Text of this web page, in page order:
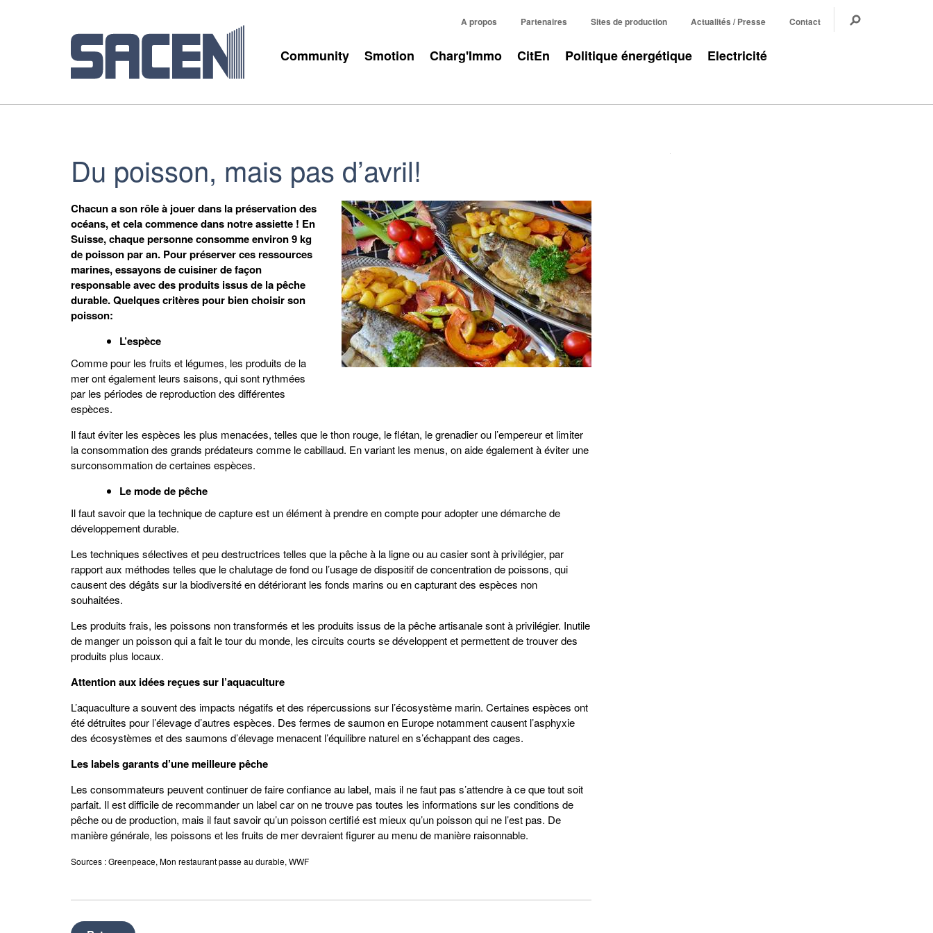
A propos Partenaires Sites de production Actualités / Presse Contact
Community Smotion Charg'Immo CitEn Politique énergétique Electricité
Du poisson, mais pas d’avril!
Chacun a son rôle à jouer dans la préservation des
océans, et cela commence dans notre assiette ! En
Suisse, chaque personne consomme environ 9 kg
de poisson par an. Pour préserver ces ressources
marines, essayons de cuisiner de façon
responsable avec des produits issus de la pêche
durable. Quelques critères pour bien choisir son
poisson:
L’espèce
Comme pour les fruits et légumes, les produits de la
mer ont également leurs saisons, qui sont rythmées
par les périodes de reproduction des différentes
espèces.
Il faut éviter les espèces les plus menacées, telles que le thon rouge, le flétan, le grenadier ou l’empereur et limiter
la consommation des grands prédateurs comme le cabillaud. En variant les menus, on aide également à éviter une
surconsommation de certaines espèces.
Le mode de pêche
Il faut savoir que la technique de capture est un élément à prendre en compte pour adopter une démarche de
développement durable.
Les techniques sélectives et peu destructrices telles que la pêche à la ligne ou au casier sont à privilégier, par
rapport aux méthodes telles que le chalutage de fond ou l’usage de dispositif de concentration de poissons, qui
causent des dégâts sur la biodiversité en détériorant les fonds marins ou en capturant des espèces non
souhaitées.
Les produits frais, les poissons non transformés et les produits issus de la pêche artisanale sont à privilégier. Inutile
de manger un poisson qui a fait le tour du monde, les circuits courts se développent et permettent de trouver des
produits plus locaux.
Attention aux idées reçues sur l’aquaculture
L’aquaculture a souvent des impacts négatifs et des répercussions sur l’écosystème marin. Certaines espèces ont
été détruites pour l’élevage d’autres espèces. Des fermes de saumon en Europe notamment causent l’asphyxie
des écosystèmes et des saumons d’élevage menacent l’équilibre naturel en s’échappant des cages.
Les labels garants d’une meilleure pêche
Les consommateurs peuvent continuer de faire confiance au label, mais il ne faut pas s’attendre à ce que tout soit
parfait. Il est difficile de recommander un label car on ne trouve pas toutes les informations sur les conditions de
pêche ou de production, mais il faut savoir qu’un poisson certifié est mieux qu’un poisson qui ne l’est pas. De
manière générale, les poissons et les fruits de mer devraient figurer au menu de manière raisonnable.
Sources : Greenpeace, Mon restaurant passe au durable, WWF